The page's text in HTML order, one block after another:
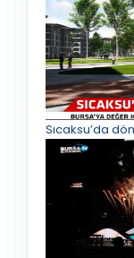
Sıcaksu’da